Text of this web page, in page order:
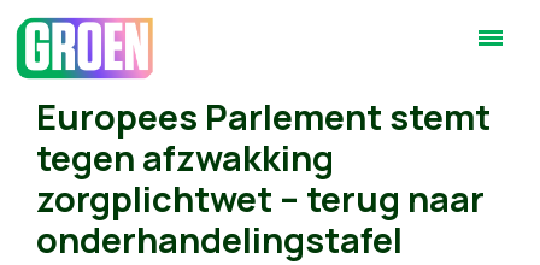
Europees Parlement stemt
tegen afzwakking
zorgplichtwet – terug naar
onderhandelingstafel